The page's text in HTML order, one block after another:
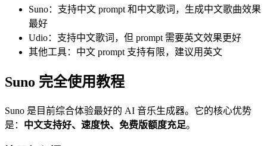
Suno：支持中文 prompt 和中文歌词，生成中文歌曲效果
最好
Udio：支持中文歌词，但 prompt 需要英文效果更好
其他工具：中文 prompt 支持有限，建议用英文
Suno 完全使用教程
Suno 是目前综合体验最好的 AI 音乐生成器。它的核心优势
是： 中文支持好、速度快、免费版额度充足。